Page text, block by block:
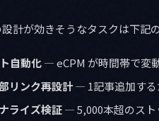
計が効きそうなタスクは下記の
自動化— eCPM が時間帯で変
リンク再設計— 1記事追加する
ライズ検証— 5,000本超のスト